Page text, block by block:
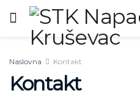
Naslovna Kontakt
Kontakt